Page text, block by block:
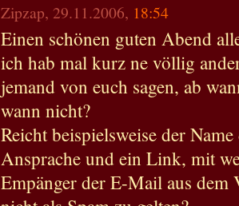
Zipzap, 29.11.2006, 18:54
Einen schönen guten Abend
ich hab mal kurz ne völlig
jemand von euch sagen, ab
wann nicht?
Reicht beispielsweise der
Ansprache und ein Link, mit
Empänger der E-Mail aus dem